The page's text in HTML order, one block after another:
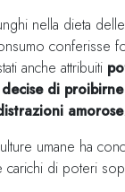
nella dieta
conferisse
anche attribuiti
di
amorose.
umane ha
di poteri